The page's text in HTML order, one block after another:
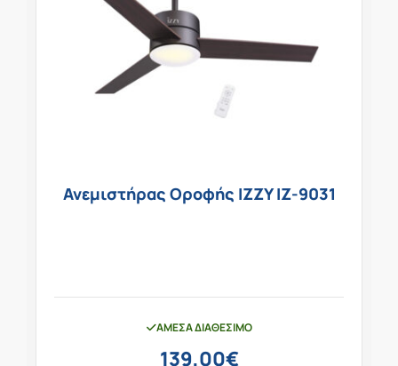
Ανεμιστήρας Οροφής IZZY IZ-9031
ΆΜΕΣΑ ΔΙΑΘΈΣΙΜΟ
139,00€